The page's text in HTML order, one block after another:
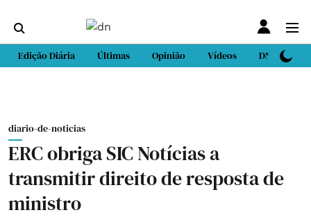
Edição Diária Últimas Opinião Vídeos DN Sport
diario-de-noticias
ERC obriga SIC Notícias a
transmitir direito de resposta de
ministro